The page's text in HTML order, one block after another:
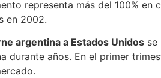
representa más del 100%
en 2002.
argentina a Estados Unidos se
durante años. En el primer